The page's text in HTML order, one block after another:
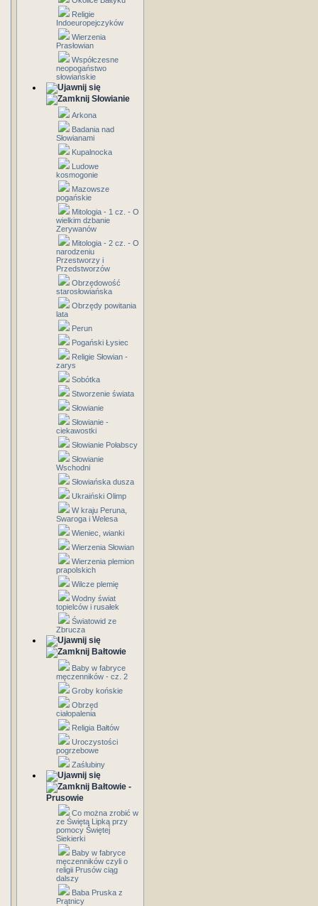
Religie
Indoeuropejczyków
Wierzenia
Prasłowian
Współczesne
neopogaństwo
słowiańskie
Słowianie
Arkona
Badania nad
Słowianami
Kupalnocka
Ludowe
kosmogonie
Mazowsze
pogańskie
Mitologia - 1 cz. - O
wielkim dzbanie
Zerywanów
Mitologia - 2 cz. - O
narodzeniu
Przestworzy i
Przedstworzów
Obrzędowość
starosłowiańska
Obrzędy powitania
lata
Perun
Pogański Łysiec
Religie Słowian -
zarys
Sobótka
Stworzenie świata
Słowianie
Słowianie -
ciekawostki
Słowianie Połabscy
Słowianie
Wschodni
Słowiańska dusza
Ukraiński Olimp
W kraju Peruna,
Swaroga i Welesa
Wieniec, wianki
Wierzenia Słowian
Wierzenia plemion
prapolskich
Wilcze plemię
Wodny świat
topielców i rusałek
Światowid ze
Zbrucza
Bałtowie
Baby w fabryce
męczenników - cz. 2
Groby końskie
Obrzęd
ciałopalenia
Religia Bałtów
Uroczystości
pogrzebowe
Zaślubiny
Bałtowie -
Prusowie
Co można zrobić w
ze Świętą Lipką przy
pomocy Świętej
Siekierki
Baby w fabryce
męczenników czyli o
religii Prusów ciąg
dalszy
Baba Pruska z
Prątnicy